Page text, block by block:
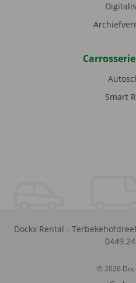
Smart
Dockx Rental -
© 2026